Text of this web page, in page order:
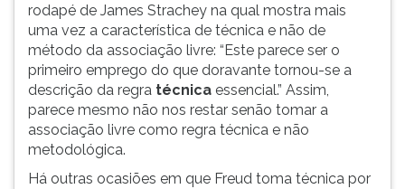
rodapé de James Strachey na qual mostra mais
uma vez a característica de técnica e não de
método da associação livre: “Este parece ser o
primeiro emprego do que doravante tornou-se a
descrição da regra técnica essencial.” Assim,
parece mesmo não nos restar senão tomar a
associação livre como regra técnica e não
metodológica.
Há outras ocasiões em que Freud toma técnica por